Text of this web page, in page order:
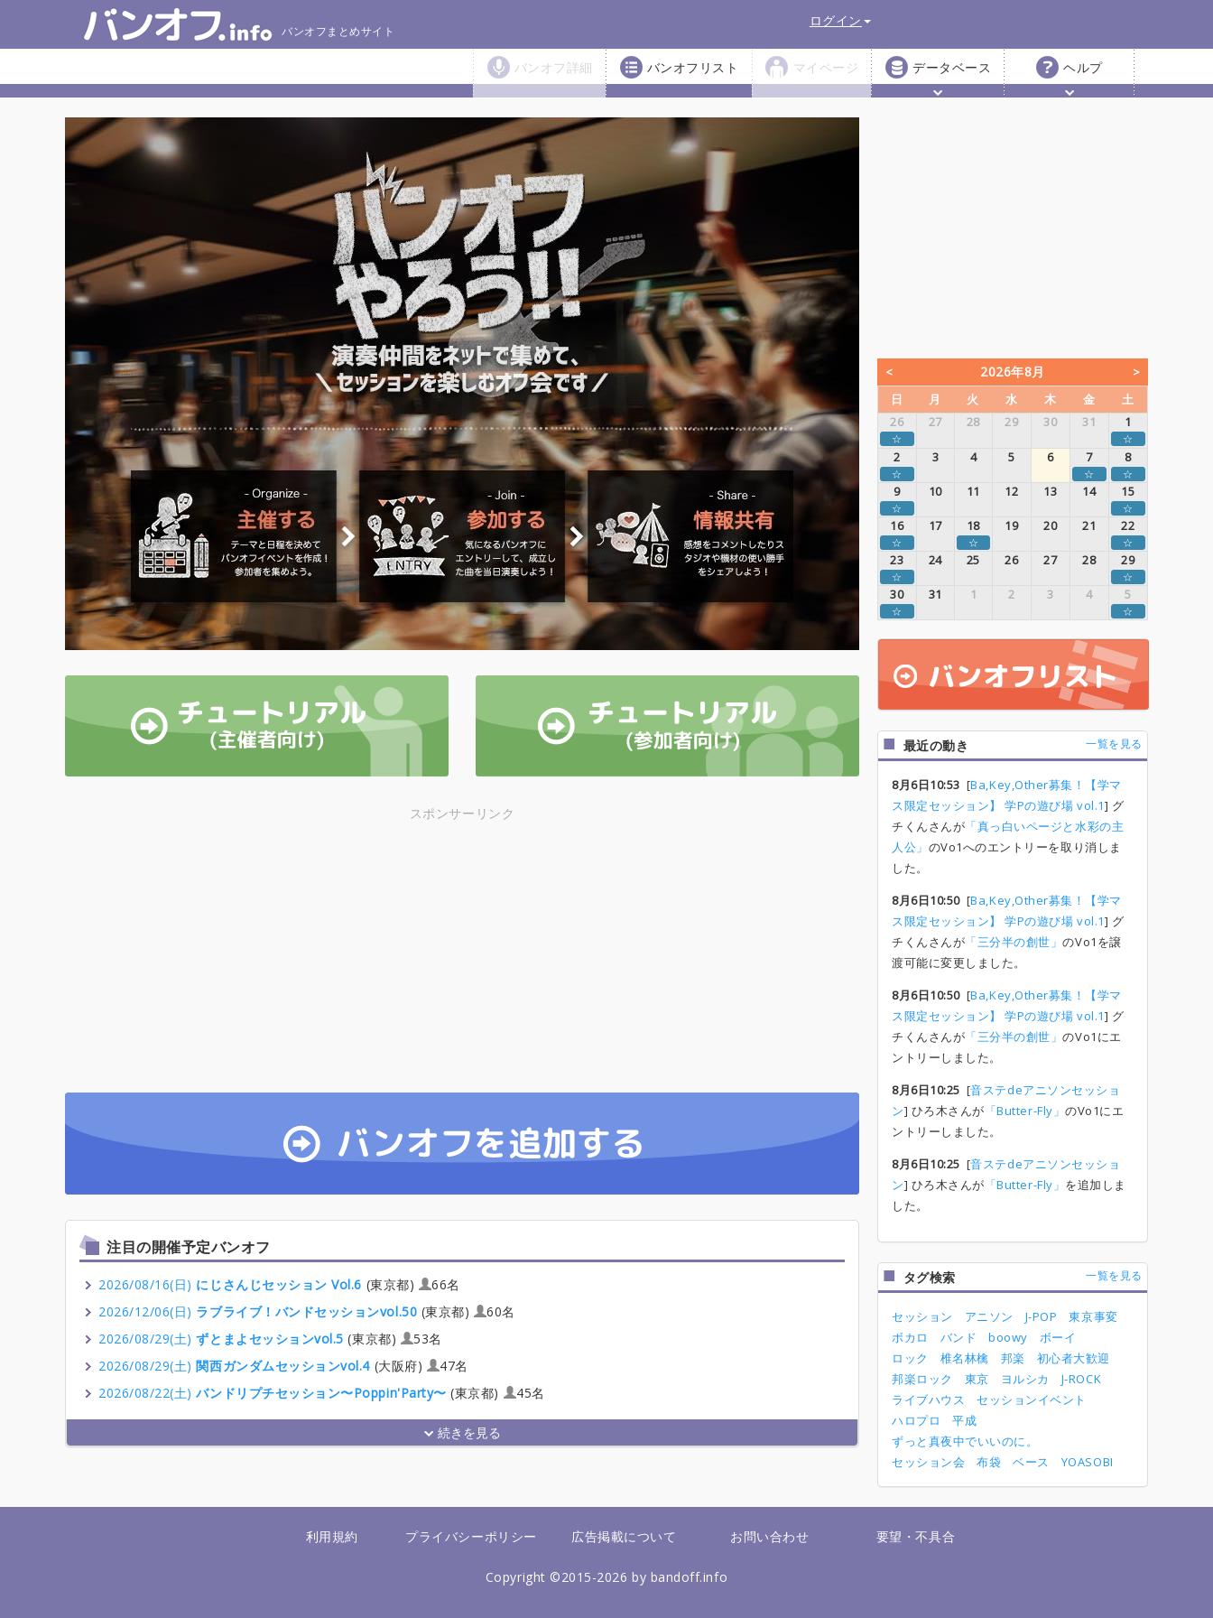
バンオフまとめサイト
ログイン
バンオフ詳細 バンオフリスト マイページ データベース ヘルプ
スポンサーリンク
注目の開催予定バンオフ
2026/08/16(日) にじさんじセッション Vol.6 (東京都)
66名
2026/12/06(日) ラブライブ！バンドセッションvol.50 (東京都)
60名
2026/08/29(土)ずとまよセッションvol.5 (東京都)
53名
2026/08/29(土)関西ガンダムセッションvol.4 (大阪府)
47名
2026/08/22(土)バンドリプチセッション〜Poppin'Party〜 (東京都) 45名
2026年8月
日 月 火 水 木 金
土
26
27 28 29 30 31 1
☆ ☆
2 3 4 5 6 7 8
☆ ☆ ☆
9 10 11 12 13 14 15
☆ ☆
16 17 18 19 20 21 22
☆ ☆ ☆
23 24 25 26 27 28 29
☆ ☆
30 31 1 2 3 4 5
☆ ☆
最近の動き 一覧を見る
8月6日10:53 [Ba,Key,Other募集！【学マ
ス限定セッション】 学Pの遊び場 vol.1] グ
チくんさんが 「真っ白いページと水彩の主
人公」 のVo1へのエントリーを取り消しま
した。
8月6日10:50[Ba,Key,Other募集！【学マ
ス限定セッション】 学Pの遊び場 vol.1] グ
チくんさんが 「三分半の創世」のVo1を譲
渡可能に変更しました。
8月6日10:50[Ba,Key,Other募集！【学マ
ス限定セッション】 学Pの遊び場 vol.1] グ
チくんさんが 「三分半の創世」のVo1にエ
ントリーしました。
8月6日10:25 [音ステdeアニソンセッショ
ン] ひろ木さんが 「Butter-Fly」のVo1にエ
ントリーしました。
8月6日10:25 [音ステdeアニソンセッショ
ン] ひろ木さんが 「Butter-Fly」 を追加しま
した。
タグ検索 一覧を見る
セッション アニソン J-POP
東京事変
ボカロ
バンド boowy
ボーイ
ロック
椎名林檎 邦楽
初心者大歓迎
邦楽ロック
東京 ヨルシカ
J-ROCK
ライブハウス
セッションイベント
ハロプロ
平成
ずっと真夜中でいいのに。
セッション会
布袋 ベース YOASOBI
利用規約 プライバシーポリシー 広告掲載について お問い合わせ 要望・不具合
Copyright ©2015-2026 by bandoff.info